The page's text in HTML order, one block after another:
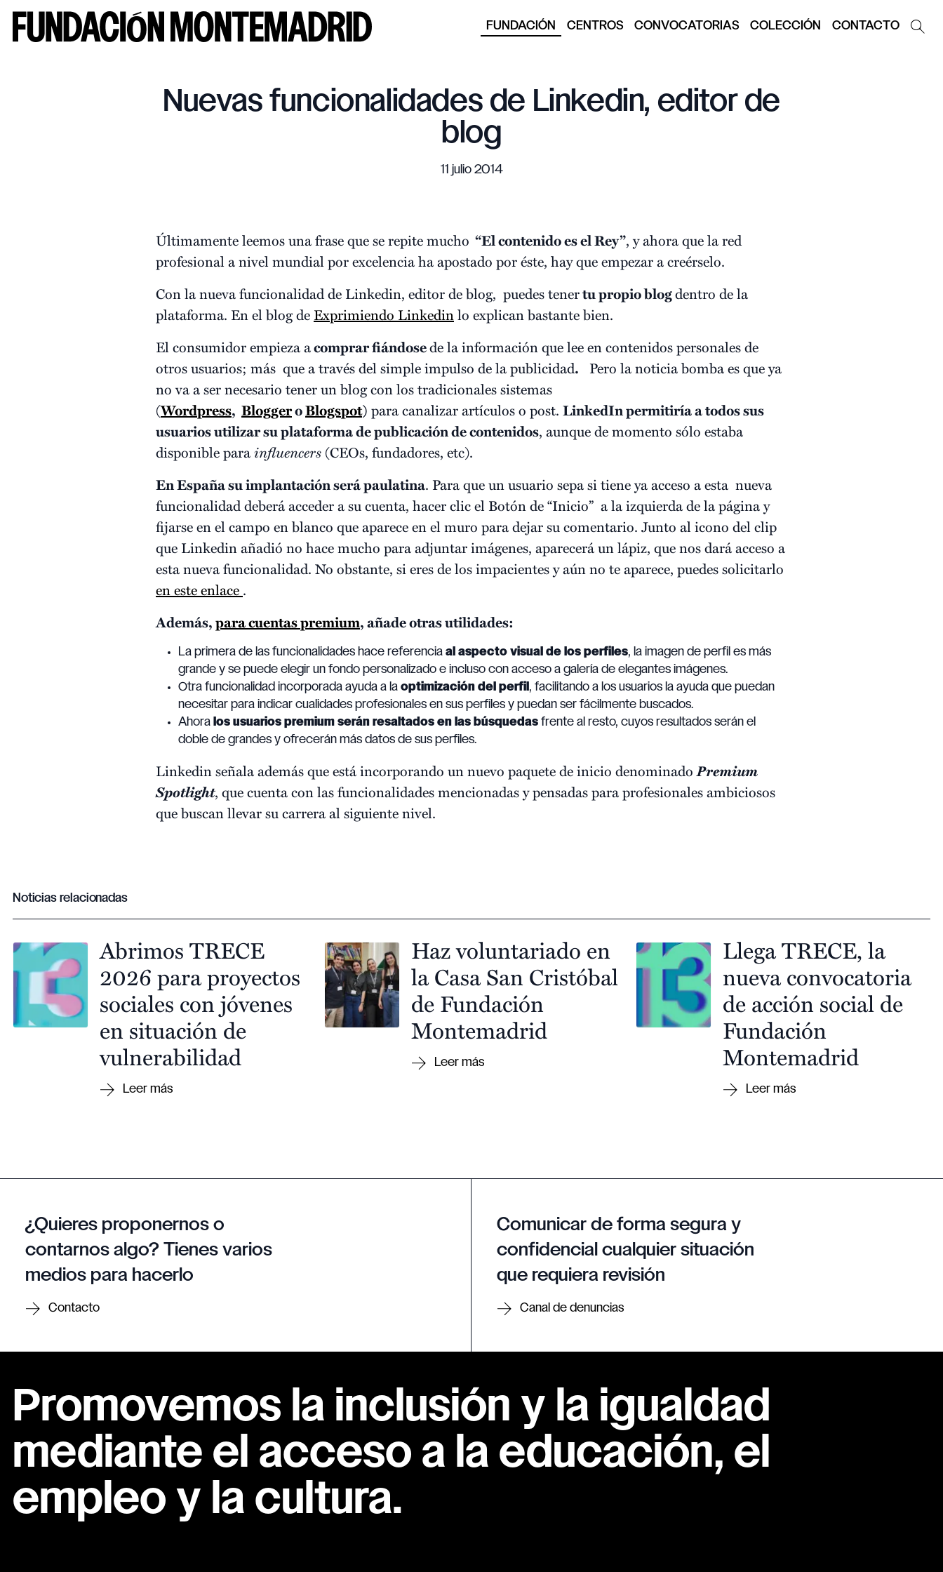
FUNDACIÓN CENTROS CONVOCATORIAS COLECCIÓN CONTACTO
Nuevas funcionalidades de Linkedin, editor de
blog
11 julio 2014
Últimamente leemos una frase que se repite mucho “El contenido es el Rey”, y ahora que la red
profesional a nivel mundial por excelencia ha apostado por éste, hay que empezar a creérselo.
Con la nueva funcionalidad de Linkedin, editor de blog, puedes tenertu propio blogdentro de la
plataforma. En el blog de Exprimiendo Linkedinlo explican bastante bien.
El consumidor empieza acomprar fiándosede la información que lee en contenidos personales de
otros usuarios; más que a través del simple impulso de la publicidad. Pero la noticia bomba es que ya
no va a ser necesario tener un blog con los tradicionales sistemas
(Wordpress, BloggeroBlogspot) para canalizar artículos o post. LinkedIn permitiría a todos sus
usuarios utilizar su plataforma de publicación de contenidos, aunque de momento sólo estaba
disponible parainfluencers (CEOs, fundadores, etc).
En España su implantación será paulatina. Para que un usuario sepa si tiene ya acceso a esta nueva
funcionalidad deberá acceder a su cuenta, hacer clic el Botón de “Inicio” a la izquierda de la página y
fijarse en el campo en blanco que aparece en el muro para dejar su comentario. Junto al icono del clip
que Linkedin añadió no hace mucho para adjuntar imágenes, aparecerá un lápiz, que nos dará acceso a
esta nueva funcionalidad. No obstante, si eres de los impacientes y aún no te aparece, puedes solicitarlo
en este enlace .
Además,para cuentas premium, añade otras utilidades:
La primera de las funcionalidades hace referencia al aspecto visual de los perfiles, la imagen de perfil es más
grande y se puede elegir un fondo personalizado e incluso con acceso a galería de elegantes imágenes.
Otra funcionalidad incorporada ayuda a la optimización del perfil , facilitando a los usuarios la ayuda que puedan
necesitar para indicar cualidades profesionales en sus perfiles y puedan ser fácilmente buscados.
Ahora los usuarios premium serán resaltados en las búsquedas frente al resto, cuyos resultados serán el
doble de grandes y ofrecerán más datos de sus perfiles.
Linkedin señala además que está incorporando un nuevo paquete de inicio denominadoPremium
Spotlight, que cuenta con las funcionalidades mencionadas y pensadas para profesionales ambiciosos
que buscan llevar su carrera al siguiente nivel.
Noticias relacionadas
Abrimos TRECE
2026 para proyectos
sociales con jóvenes
en situación de
vulnerabilidad
Haz voluntariado en
la Casa San Cristóbal
de Fundación
Montemadrid
Llega TRECE, la
nueva convocatoria
de acción social de
Fundación
Montemadrid
¿Quieres proponernos o
contarnos algo? Tienes varios
medios para hacerlo
Contacto
Comunicar de forma segura y
confidencial cualquier situación
que requiera revisión
Canal de denuncias
Promovemos la inclusión y la igualdad
mediante el acceso a la educación, el
empleo y la cultura.